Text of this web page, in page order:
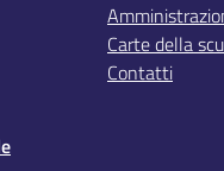
Carte della
Contatti